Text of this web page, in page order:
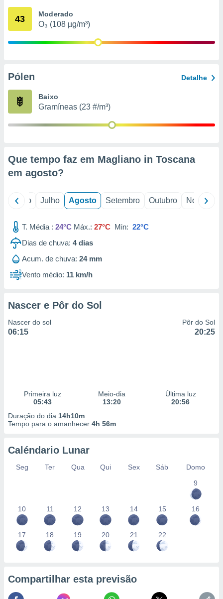
através
estudos
1199
43 Moderado
O₃ (108 µg/m³)
Pólen Detalhe
Baixo
Gramíneas (23 #/m³)
Que tempo faz em Magliano in Toscana
em agosto?
Junho Julho Agosto Setembro Outubro Novembro
T. Média : 24°C Máx.: 27°C Min: 22°C
Dias de chuva: 4dias
Acum. de chuva: 24 mm
Vento médio: 11 km/h
Nascer e Pôr do Sol
Nascer do sol
06:15
Pôr do Sol
20:25
Primeira luz
05:43
Meio-dia
13:20
Última luz
20:56
Duração do dia 14h10m
Tempo para o amanhecer 4h 56m
Caléndario Lunar
Seg Ter Qua Qui Sex Sáb
Domo
9
10 11 12 13 14 15 16
17 18 19 20 21 22
Compartilhar esta previsão